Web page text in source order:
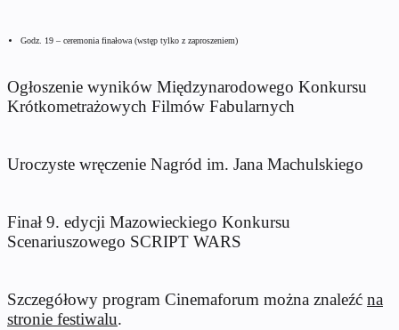
Godz. 19 – ceremonia finałowa (wstęp tylko z zaproszeniem)
Ogłoszenie wyników Międzynarodowego Konkursu
Krótkometrażowych Filmów Fabularnych
Uroczyste wręczenie Nagród im. Jana Machulskiego
Finał 9. edycji Mazowieckiego Konkursu
Scenariuszowego SCRIPT WARS
Szczegółowy program Cinemaforum można znaleźć na
stronie festiwalu.